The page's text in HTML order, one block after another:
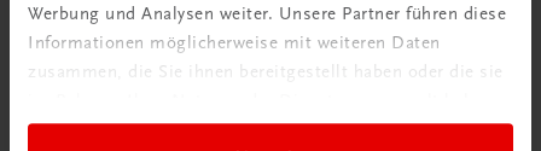
Werbung und Analysen weiter. Unsere Partner führen diese
Informationen möglicherweise mit weiteren Daten
zusammen, die Sie ihnen bereitgestellt haben oder die sie
Videos mit